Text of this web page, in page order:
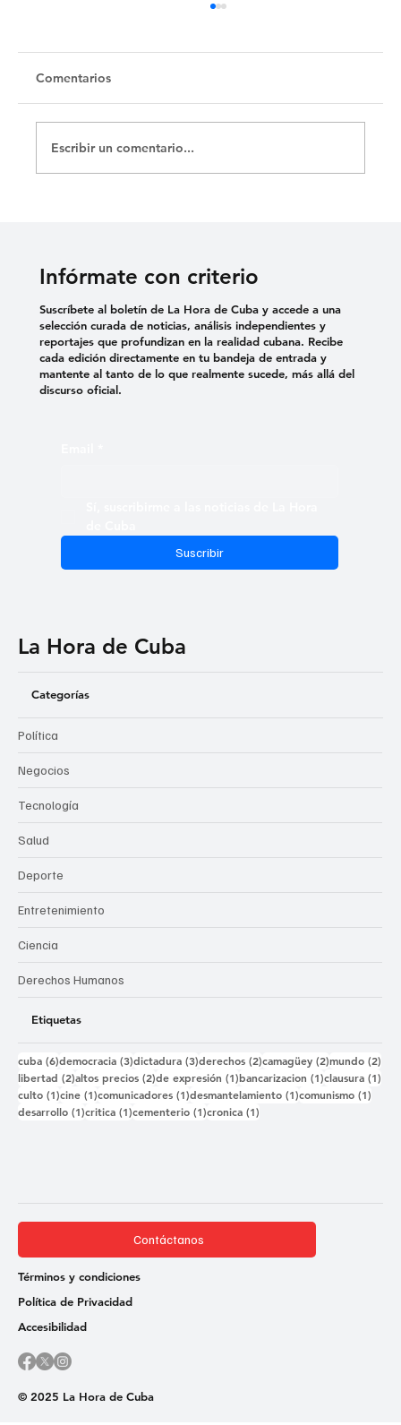
Untitled
Comentarios
Escribir un comentario...
Infórmate con criterio
Suscribir
Suscríbete al boletín de La Hora de Cuba y accede a una
selección curada de noticias, análisis independientes y
reportajes que profundizan en la realidad cubana. Recibe
cada edición directamente en tu bandeja de entrada y
mantente al tanto de lo que realmente sucede, más allá del
discurso oficial.
La Hora de Cuba
Categorías
Política
Negocios
Tecnología
Salud
Deporte
Entretenimiento
Ciencia
Derechos Humanos
Etiquetas
cuba (6)6 entradas
democracia (3)3 entradas
dictadura (3)3 entradas
derechos (2)2 entradas
camagüey (2)2 entradas
mundo (2)
libertad (2)2 entradas
altos precios (2)2 entradas
de expresión (1)1 entrada
bancarizacion (1)1 entrada
clausura (1)
culto (1)1 entrada
cine (1)1 entrada
comunicadores (1)1 entrada
desmantelamiento (1)1 entrada
comunismo (1)
desarrollo (1)1 entrada
critica (1)1 entrada
cementerio (1)1 entrada
cronica (1)
© 2025 La Hora de Cuba
Contáctanos
Términos y condiciones
Política de Privacidad
Accesibilidad